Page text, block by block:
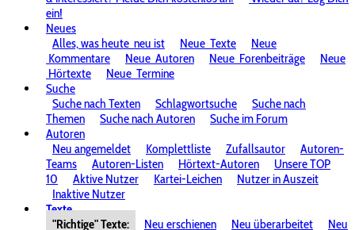
ein!
Neues
Alles, was heute neu ist Neue Texte
Neue
Kommentare
Neue Autoren Neue Forenbeiträge
Neue
Hörtexte
Neue Termine
Suche
Suche nach Texten
Schlagwortsuche
Suche nach
Themen
Suche nach Autoren
Suche im Forum
Autoren
Neu angemeldet
Komplettliste Zufallsautor
Autoren-
Teams
Autoren-Listen Hörtext-Autoren
Unsere TOP
10
Aktive Nutzer Kartei-Leichen
Nutzer in Auszeit
Inaktive Nutzer
Texte
"Richtige" Texte:
Neu erschienen Neu überarbeitet
Neu